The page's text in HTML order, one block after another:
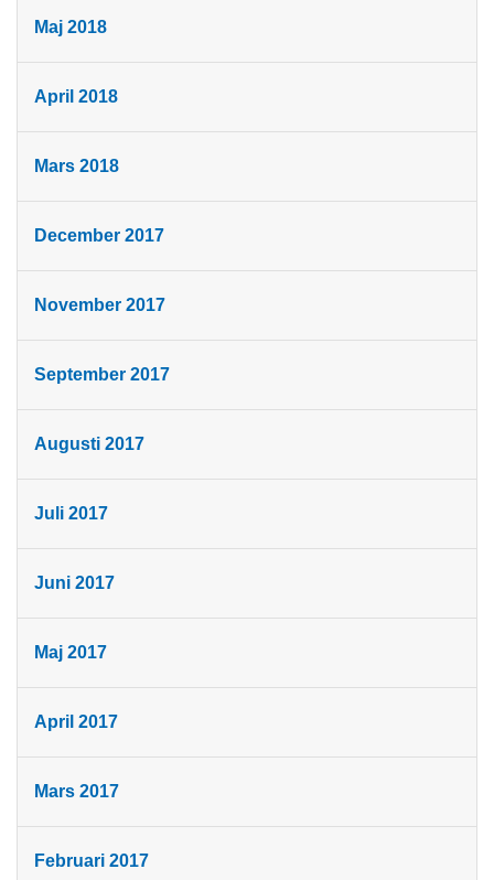
Maj 2018
April 2018
Mars 2018
December 2017
November 2017
September 2017
Augusti 2017
Juli 2017
Juni 2017
Maj 2017
April 2017
Mars 2017
Februari 2017